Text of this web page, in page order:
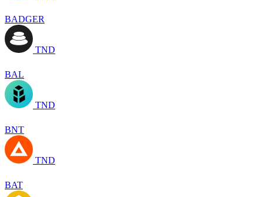
BADGER
TND
BAL
TND
BNT
TND
BAT